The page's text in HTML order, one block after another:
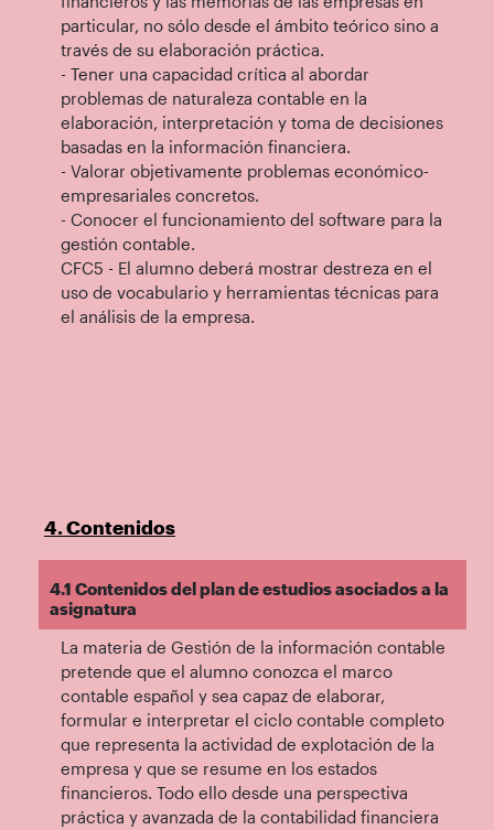
particular, no sólo desde el ámbito teórico sino a
través de su elaboración práctica.
- Tener una capacidad crítica al abordar
problemas de naturaleza contable en la
elaboración, interpretación y toma de decisiones
basadas en la información financiera.
- Valorar objetivamente problemas económico-
empresariales concretos.
- Conocer el funcionamiento del software para la
gestión contable.
CFC5 - El alumno deberá mostrar destreza en el
uso de vocabulario y herramientas técnicas para
el análisis de la empresa.
4. Contenidos
4.1 Contenidos del plan de estudios asociados a la
asignatura
La materia de Gestión de la información contable
pretende que el alumno conozca el marco
contable español y sea capaz de elaborar,
formular e interpretar el ciclo contable completo
que representa la actividad de explotación de la
empresa y que se resume en los estados
financieros. Todo ello desde una perspectiva
práctica y avanzada de la contabilidad financiera